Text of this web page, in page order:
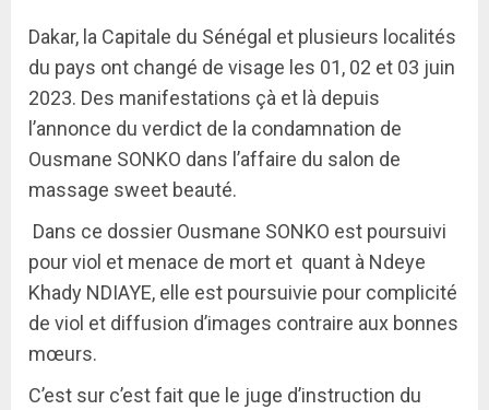
Dakar, la Capitale du Sénégal et plusieurs localités
du pays ont changé de visage les 01, 02 et 03 juin
2023. Des manifestations çà et là depuis
l’annonce du verdict de la condamnation de
Ousmane SONKO dans l’affaire du salon de
massage sweet beauté.
Dans ce dossier Ousmane SONKO est poursuivi
pour viol et menace de mort et quant à Ndeye
Khady NDIAYE, elle est poursuivie pour complicité
de viol et diffusion d’images contraire aux bonnes
mœurs.
C’est sur c’est fait que le juge d’instruction du